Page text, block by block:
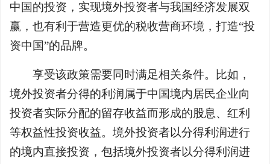
中国的投资，实现境外投资者与我国经济发展双
赢，也有利于营造更优的税收营商环境，打造“投
资中国”的品牌。
享受该政策需要同时满足相关条件。比如，
境外投资者分得的利润属于中国境内居民企业向
投资者实际分配的留存收益而形成的股息、红利
等权益性投资收益。境外投资者以分得利润进行
的境内直接投资，包括境外投资者以分得利润进